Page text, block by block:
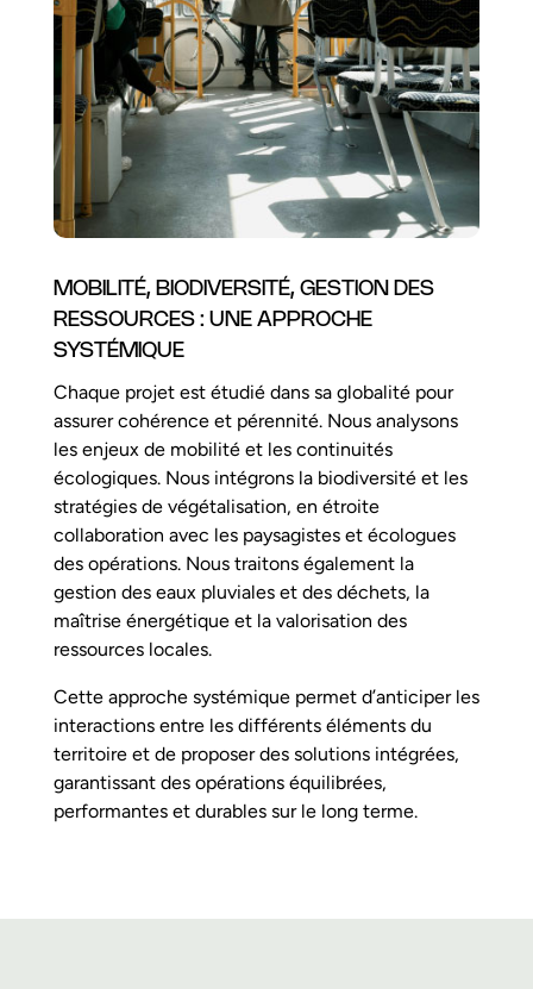
MOBILITÉ, BIODIVERSITÉ, GESTION DES
RESSOURCES : UNE APPROCHE
SYSTÉMIQUE
Chaque projet est étudié dans sa globalité pour
assurer cohérence et pérennité. Nous analysons
les enjeux de mobilité et les continuités
écologiques. Nous intégrons la biodiversité et les
stratégies de végétalisation, en étroite
collaboration avec les paysagistes et écologues
des opérations. Nous traitons également la
gestion des eaux pluviales et des déchets, la
maîtrise énergétique et la valorisation des
ressources locales.
Cette approche systémique permet d’anticiper les
interactions entre les différents éléments du
territoire et de proposer des solutions intégrées,
garantissant des opérations équilibrées,
performantes et durables sur le long terme.